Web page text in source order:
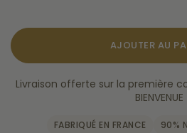
AJOUTER AU
Livraison offerte sur la première
BIENVENUE
FABRIQUÉ EN FRANCE 90%